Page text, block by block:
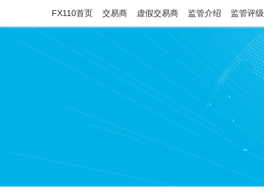
FX110首页 交易商 虚假交易商 监管介绍 监管评级